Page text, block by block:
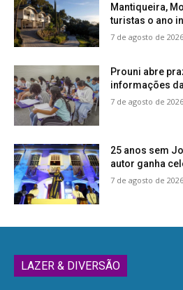
Mantiqueira,
turistas o ano
7 de agosto de 2026
Prouni abre
informações
7 de agosto de 2026
25 anos sem
autor ganha
7 de agosto de 2026
LAZER & DIVERSÃO